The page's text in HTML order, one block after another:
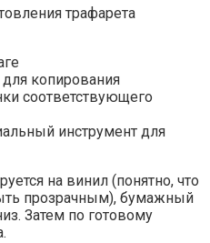
трафарета
копирования
соответствующего
инструмент для
на винил (понятно, что
прозрачным), бумажный
Затем по готовому